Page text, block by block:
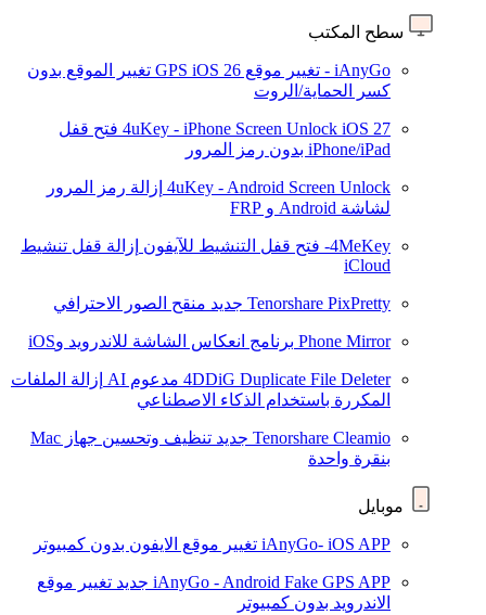
سطح المكتب
iAnyGo - تغيير موقع GPS iOS 26
تغيير الموقع بدون
كسر الحماية/الروت
4uKey - iPhone Screen Unlock iOS 27
فتح قفل
iPhone/iPad بدون رمز المرور
4uKey - Android Screen Unlock إزالة رمز المرور
لشاشة Android و FRP
4MeKey- فتح قفل التنشيط للآيفون
إزالة قفل تنشيط
iCloud
Tenorshare PixPretty جديد منقح الصور الاحترافي
Phone Mirror برنامج انعكاس الشاشة للاندرويد وiOS
4DDiG Duplicate File Deleter مدعوم AI
إزالة الملفات
المكررة باستخدام الذكاء الاصطناعي
Tenorshare Cleamio جديد
تنظيف وتحسين جهاز Mac
بنقرة واحدة
موبايل
iAnyGo- iOS APP تغيير موقع الايفون بدون كمبيوتر
iAnyGo - Android Fake GPS APP جديد تغيير موقع
الاندرويد بدون كمبيوتر